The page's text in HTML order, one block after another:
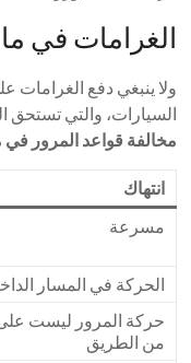
الغرامات في
ولا ينبغي دفع الغرامات
السيارات، والتي تستحق
مخالفة قواعد المرور في
انتهاك
مسرعة
الحركة في المسار
حركة المرور ليست على
من الطريق